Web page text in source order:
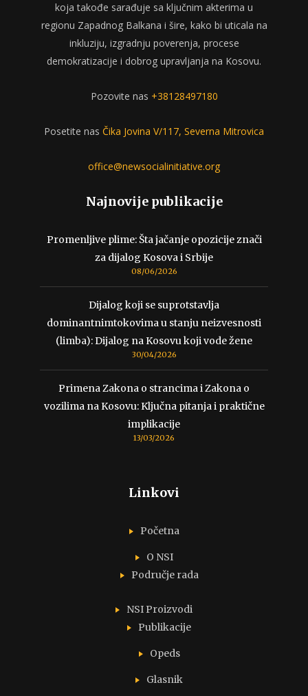
koja takođe sarađuje sa ključnim akterima u
regionu Zapadnog Balkana i šire, kako bi uticala na
inkluziju, izgradnju poverenja, procese
demokratizacije i dobrog upravljanja na Kosovu.
Pozovite nas +38128497180
Posetite nas Čika Jovina V/117, Severna Mitrovica
office@newsocialinitiative.org
Najnovije publikacije
Promenljive plime: Šta jačanje opozicije znači
za dijalog Kosova i Srbije
08/06/2026
Dijalog koji se suprotstavlja
dominantnimtokovima u stanju neizvesnosti
(limba): Dijalog na Kosovu koji vode žene
30/04/2026
Primena Zakona o strancima i Zakona o
vozilima na Kosovu: Ključna pitanja i praktične
implikacije
13/03/2026
Linkovi
Početna
O NSI
Područje rada
NSI Proizvodi
Publikacije
Opeds
Glasnik